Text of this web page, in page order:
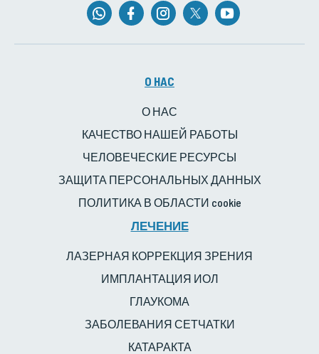
O HAC
О НАС
КАЧЕСТВО НАШЕЙ РАБОТЫ
ЧЕЛОВЕЧЕСКИЕ РЕСУРСЫ
ЗАЩИТА ПЕРСОНАЛЬНЫХ ДАННЫХ
ПОЛИТИКА В ОБЛАСТИ cookie
ЛЕЧЕНИЕ
ЛАЗЕРНАЯ КОРРЕКЦИЯ ЗРЕНИЯ
ИМПЛАНТАЦИЯ ИОЛ
ГЛАУКОМА
ЗАБОЛЕВАНИЯ СЕТЧАТКИ
КАТАРАКТА